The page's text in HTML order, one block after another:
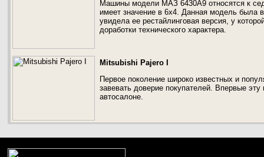
Машины модели МАЗ 6430А9 относятся к
имеет значение в 6х4. Данная модель была
увидела ее рестайлинговая версия, у
доработки технического характера.
Mitsubishi Pajero I
Первое поколение широко известных и
завевать доверие покупателей. Впервые
автосалоне.